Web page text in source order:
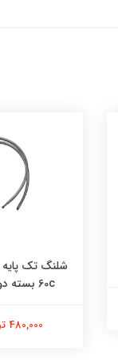
60c بسته دو عددی
480,000 تومان